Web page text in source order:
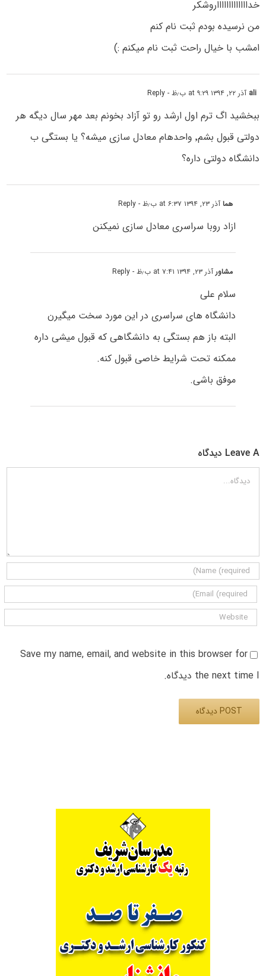
خداااااااااااااروشکر
من نرسیده بودم ثبت نام کنم
امشب با خیال راحت ثبت نام میکنم :)
ali آذر ۲۲, ۱۳۹۴ at ۹:۲۹ ب٫ظ - Reply
ببخشید اگ ترم اول ارشد رو تو آزاد بخونم بعد مهر سال دیگه هر
دولتی قبول بشم٬ واحدهام معادل سازی میشه؟ یا بستگی ب
دانشگاه دولتی داره؟
هماآذر ۲۳, ۱۳۹۴ at ۶:۳۷ ب٫ظ - Reply
ازاد روبا سراسری معادل سازی نمیکنن
مشاورآذر ۲۳, ۱۳۹۴ at ۷:۴۱ ب٫ظ - Reply
سلام علی
دانشگاه های سراسری در این مورد سخت میگیرن
البته باز هم بستگی به دانشگاهی که قبول میشی داره
ممکنه تحت شرایط خاصی قبول کنه.
موفق باشی.
Leave A دیدگاه
دیدگاه
Save my name, email, and website in this browser for
the next time I دیدگاه.